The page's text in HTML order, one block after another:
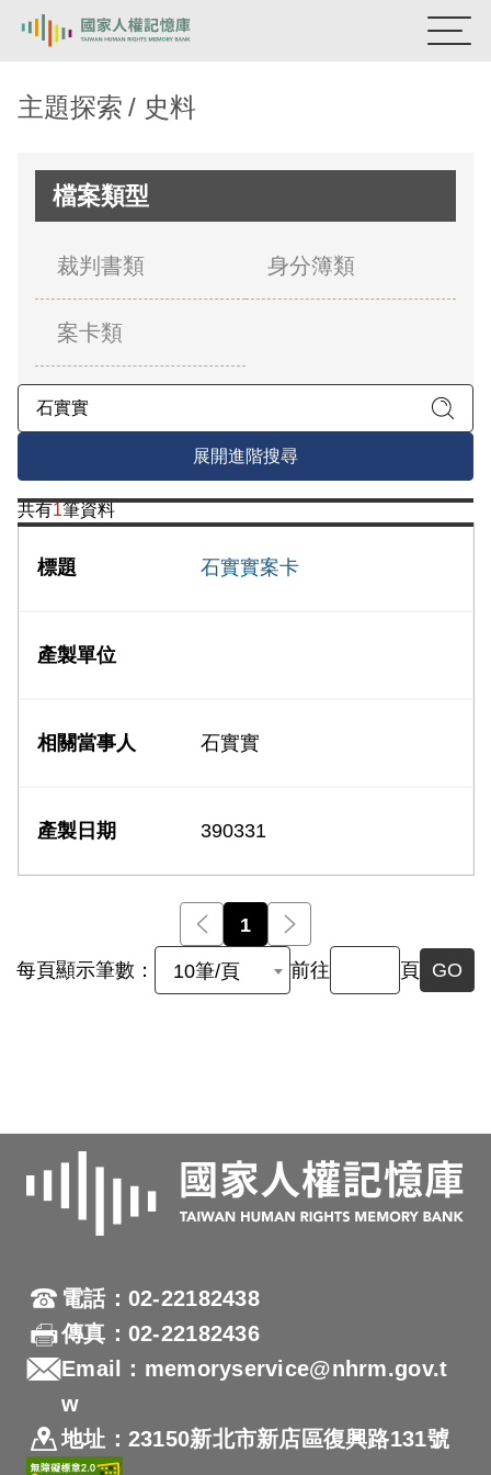
新生訓導處
關於我們
意見信箱
主題探索 史料
檔案類型
裁判書類 身分簿類
案卡類
展開進階搜尋
共有1筆資料
石實實案卡
石實實
390331
前一頁
1
每頁顯示筆數： 10筆/頁 前往 頁 GO
電話：02-22182438
傳真：02-22182436
Email：memoryservice@nhrm.gov.t
w
地址：23150新北市新店區復興路131號